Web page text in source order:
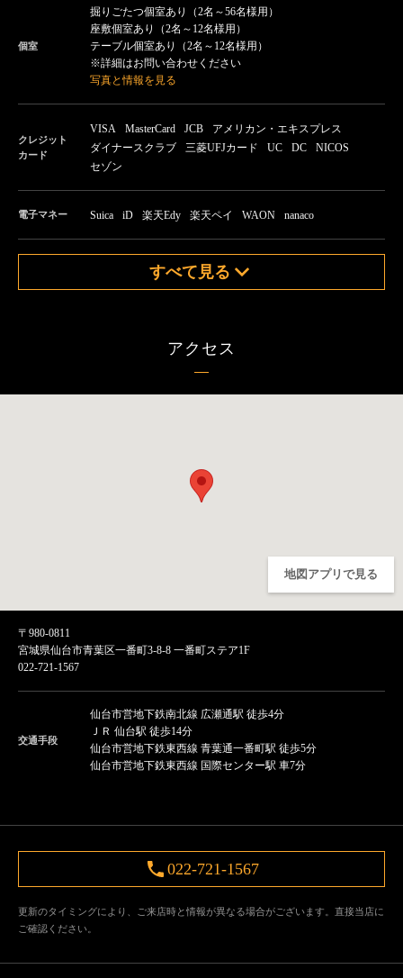
個室
掘りごたつ個室あり（2名～56名様用）
座敷個室あり（2名～12名様用）
テーブル個室あり（2名～12名様用）
※詳細はお問い合わせください
写真と情報を見る
クレジット
カード
VISA MasterCard JCB
アメリカン・エキスプレス
ダイナースクラブ
三菱UFJカード UC DC
NICOS
セゾン
電子マネー Suica iD 楽天Edy 楽天ペイ WAON nanaco
すべて見る
アクセス
地図アプリで見る
〒980-0811
宮城県仙台市青葉区一番町3-8-8 一番町ステア1F
022-721-1567
交通手段
仙台市営地下鉄南北線 広瀬通駅 徒歩4分
ＪＲ 仙台駅 徒歩14分
仙台市営地下鉄東西線 青葉通一番町駅 徒歩5分
仙台市営地下鉄東西線 国際センター駅 車7分
022-721-1567
更新のタイミングにより、ご来店時と情報が異なる場合がございます。直接当店に
ご確認ください。